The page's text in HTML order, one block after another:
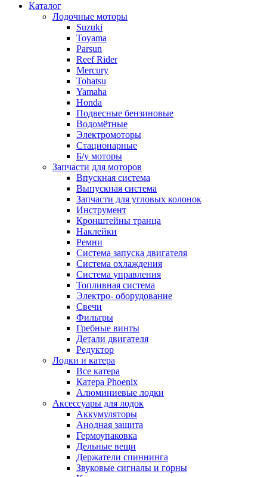
Каталог
Лодочные моторы
Suzuki
Toyama
Parsun
Reef Rider
Mercury
Tohatsu
Yamaha
Honda
Подвесные бензиновые
Водомётные
Электромоторы
Стационарные
Б/у моторы
Запчасти для моторов
Впускная система
Выпускная система
Запчасти для угловых колонок
Инструмент
Кронштейны транца
Наклейки
Ремни
Система запуска двигателя
Система охлаждения
Система управления
Топливная система
Электро- оборудование
Свечи
Фильтры
Гребные винты
Детали двигателя
Редуктор
Лодки и катера
Все катера
Катера Phoenix
Алюминиевые лодки
Аксессуары для лодок
Аккумуляторы
Анодная защита
Гермоупаковка
Дельные вещи
Держатели спиннинга
Звуковые сигналы и горны